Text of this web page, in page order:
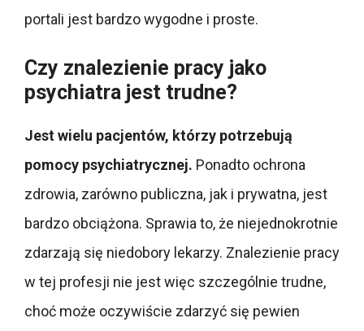
portali jest bardzo wygodne i proste.
Czy znalezienie pracy jako
psychiatra jest trudne?
Jest wielu pacjentów, którzy potrzebują
pomocy psychiatrycznej. Ponadto ochrona
zdrowia, zarówno publiczna, jak i prywatna, jest
bardzo obciążona. Sprawia to, że niejednokrotnie
zdarzają się niedobory lekarzy. Znalezienie pracy
w tej profesji nie jest więc szczególnie trudne,
choć może oczywiście zdarzyć się pewien